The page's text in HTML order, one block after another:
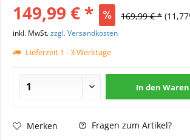
149,99 € * 169,99 € *
inkl. MwSt.zzgl. Versandkosten
Lieferzeit 1 - 3 Werktage
In den
Merken Fragen zum Artikel?